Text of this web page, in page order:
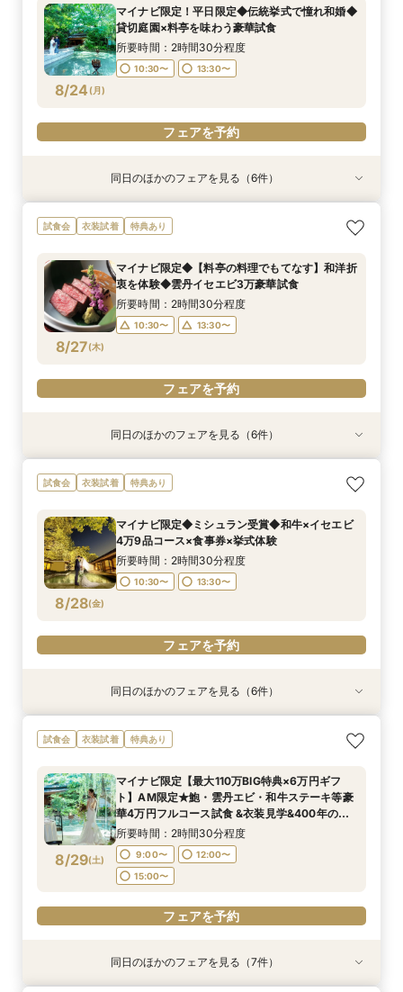
8/23(日)
所要時間：2時間30分程度
15:00〜
8/23(日)
9:00〜
12:00〜
15:00〜
8/23(日)
9:00〜
12:00〜
15:00〜
8/23(日)
9:00〜
12:00〜
15:00〜
8/23(日)
9:00〜
12:00〜
15:00〜
8/23(日)
10:00〜
13:00〜
16:00〜
8/23(日)
9:00〜
12:00〜
15:00〜
8/24 (月)
マイナビ限定！平日限定◆伝統挙式で憧れ和婚◆
貸切庭園×料亭を味わう豪華試食
所要時間：2時間30分程度
10:30〜 13:30〜
フェアを予約
衣装試着 特典あり 動画あり
8/24(月)
【マイナビ限定】完全貸切料亭W◆和も洋も叶う
自由なスタイル！400年の歴史が彩る石舞台挙式
所要時間：2時間30分程度
衣装試着 特典あり
8/24(月)
マイナビ限定【限定2組様】和牛×オマール4万9
品コース×食事券付◆挙式体験
10:30〜 13:30〜
8/24(月)
【自宅で安心◎フェア参加】オンライン会場見学
×見積もり相談 #日程・人数未定の相談も歓迎!
12:00〜 15:00〜
衣装試着 特典あり
8/24(月)
マイナビ限定【6名より可】10名69万円～無料試
食付き少人数婚プラン相談会
10:30〜 13:30〜
衣装試着 特典あり
8/24(月)
マイナビ限定【お料理重視の方必見】料亭の会席
料理試食付 はじめて相談会
10:30〜 13:30〜
衣装試着 特典あり
8/24(月)
《親御様限定フェア》お子様の代わりに会場見学
からご相談まで◎
10:30〜 13:30〜
同日のほかのフェアを見る（6件）
試食会 衣装試着 特典あり
8/27(木)
マイナビ限定◆【料亭の料理でもてなす】和洋折
衷を体験◆雲丹イセエビ3万豪華試食
所要時間：2時間30分程度
10:30〜 13:30〜
フェアを予約
衣装試着 特典あり 動画あり
8/27(木)
【マイナビ限定】完全貸切料亭W◆和も洋も叶う
自由なスタイル！400年の歴史が彩る石舞台挙式
所要時間：2時間30分程度
衣装試着 特典あり
8/27(木)
マイナビ限定【限定2組様】和牛×オマール4万9
品コース×食事券付◆挙式体験
10:30〜 13:30〜
8/27(木)
【自宅で安心◎フェア参加】オンライン会場見学
×見積もり相談 #日程・人数未定の相談も歓迎!
12:00〜 15:00〜
衣装試着 特典あり
8/27(木)
マイナビ限定【6名より可】10名69万円～無料試
食付き少人数婚プラン相談会
10:30〜 13:30〜
衣装試着 特典あり
8/27(木)
マイナビ限定【お料理重視の方必見】料亭の会席
料理試食付 はじめて相談会
10:30〜 13:30〜
衣装試着 特典あり
8/27(木)
《親御様限定フェア》お子様の代わりに会場見学
からご相談まで◎
10:30〜 13:30〜
同日のほかのフェアを見る（6件）
試食会 衣装試着 特典あり
8/28(金)
マイナビ限定◆ミシュラン受賞◆和牛×イセエビ
4万9品コース×食事券×挙式体験
所要時間：2時間30分程度
10:30〜 13:30〜
フェアを予約
衣装試着 特典あり 動画あり
8/28 (金)
【マイナビ限定】完全貸切料亭W◆和も洋も叶う
自由なスタイル！400年の歴史が彩る石舞台挙式
所要時間：2時間30分程度
10:30〜 13:30〜
フェアを予約
衣装試着 特典あり
8/28 (金)
マイナビ限定【限定2組様】和牛×オマール4万9
品コース×食事券付◆挙式体験
10:30〜 13:30〜
フェアを予約
8/28 (金)
【自宅で安心◎フェア参加】オンライン会場見学
×見積もり相談 #日程・人数未定の相談も歓迎!
12:00〜 15:00〜
フェアを予約
衣装試着 特典あり
8/28 (金)
マイナビ限定【6名より可】10名69万円～無料試
食付き少人数婚プラン相談会
10:30〜 13:30〜
フェアを予約
衣装試着 特典あり
8/28 (金)
マイナビ限定【お料理重視の方必見】料亭の会席
料理試食付 はじめて相談会
10:30〜 13:30〜
フェアを予約
衣装試着 特典あり
8/28 (金)
《親御様限定フェア》お子様の代わりに会場見学
からご相談まで◎
10:30〜 13:30〜
フェアを予約
同日のほかのフェアを見る（6件）
試食会 衣装試着 特典あり
8/29(土)
マイナビ限定【最大110万BIG特典×6万円ギフ
ト】AM限定★鮑・雲丹エビ・和牛ステーキ等豪
華4万円フルコース試食 &衣装見学&400年の歴
史を受け継ぐ感動の石舞台挙式体験
所要時間：2時間30分程度
9:00〜
12:00〜
15:00〜
フェアを予約
衣装試着 特典あり 動画あり
衣装試着 特典あり
衣装試着 特典あり
衣装試着 特典あり
衣装試着 特典あり
衣装試着 特典あり
特典あり同日のほかのフェアを見る（7件）